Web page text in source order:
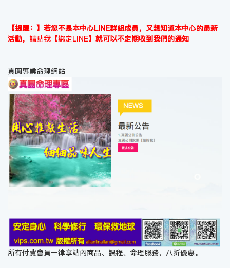
【提醒：】若您不是本中心LINE群組成員，又想知道本中心的最新
活動， 請點我【綁定LINE】 就可以不定期收到我們的通知
真圓專業命理網站
所有付費會員一律享站內商品、課程、命理服務，八折優惠。